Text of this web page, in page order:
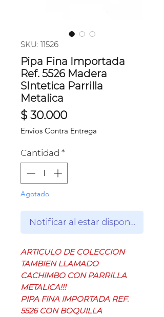
SKU: 11526
Pipa Fina Importada
Ref. 5526 Madera
SIntetica Parrilla
Metalica
$ 30.000Precio
Envíos Contra Entrega
Cantidad *
Agotado
Notificar al estar disponible
ARTICULO DE COLECCION
TAMBIEN LLAMADO
CACHIMBO CON PARRILLA
METALICA!!!
PIPA FINA IMPORTADA REF.
5526 CON BOQUILLA